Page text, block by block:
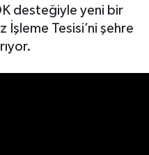
desteğiyle yeni bir
Tesisi’ni şehre